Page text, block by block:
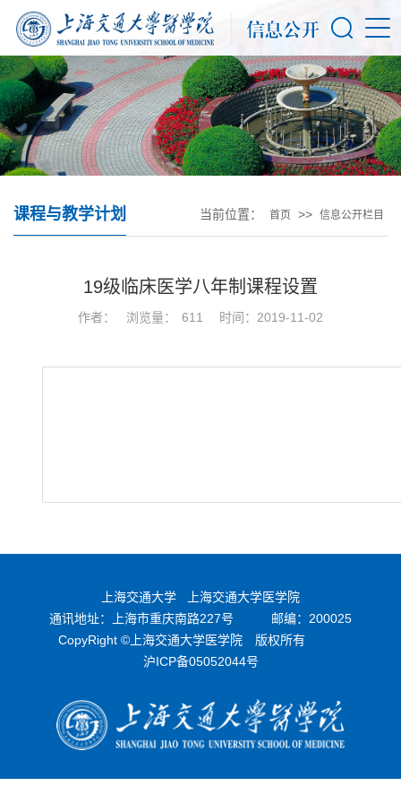
课程与教学计划 当前位置： 首页 >> 信息公开栏目
19级临床医学八年制课程设置
作者： 浏览量： 611 时间：2019-11-02
上海交通大学
上海交通大学医学院
通讯地址：上海市重庆南路227号
邮编：200025
CopyRight ©上海交通大学医学院 版权所有
沪ICP备05052044号